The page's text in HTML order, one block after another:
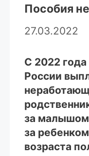
Пособия
27.03.2022
С 2022
России
за
за
возраста